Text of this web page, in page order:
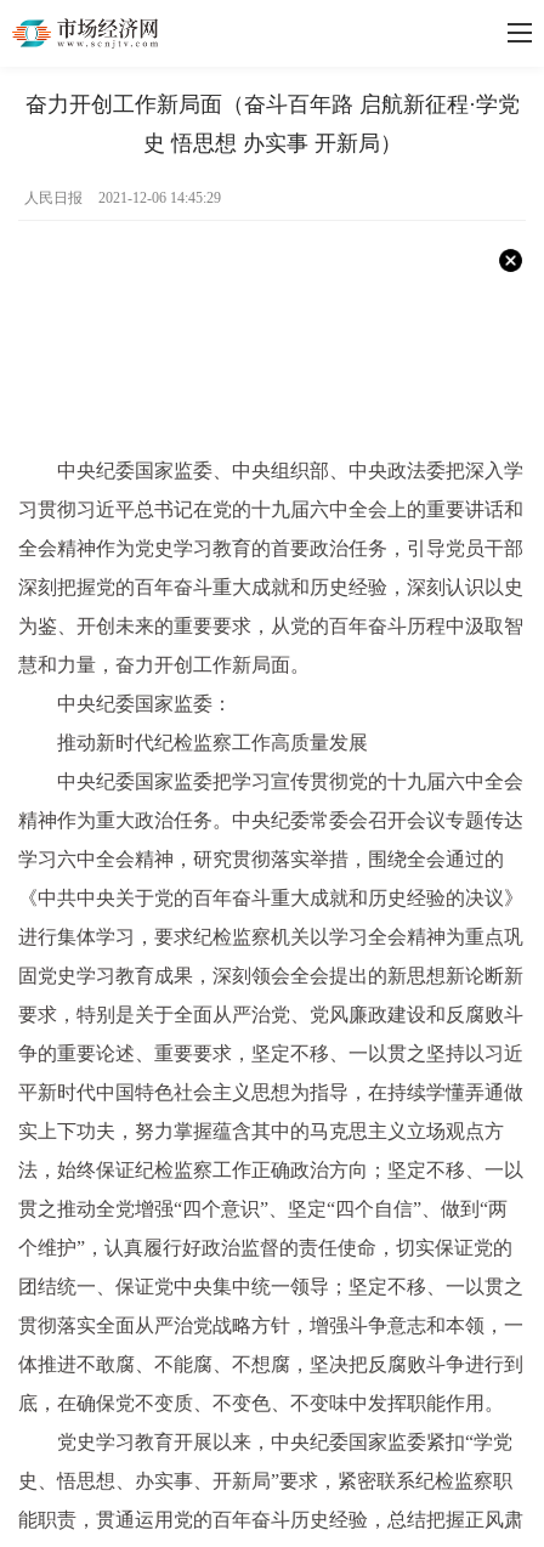
奋力开创工作新局面（奋斗百年路 启航新征程·学党
史 悟思想 办实事 开新局）
人民日报 2021-12-06 14:45:29
中央纪委国家监委、中央组织部、中央政法委把深入学
习贯彻习近平总书记在党的十九届六中全会上的重要讲话和
全会精神作为党史学习教育的首要政治任务，引导党员干部
深刻把握党的百年奋斗重大成就和历史经验，深刻认识以史
为鉴、开创未来的重要要求，从党的百年奋斗历程中汲取智
慧和力量，奋力开创工作新局面。
中央纪委国家监委：
推动新时代纪检监察工作高质量发展
中央纪委国家监委把学习宣传贯彻党的十九届六中全会
精神作为重大政治任务。中央纪委常委会召开会议专题传达
学习六中全会精神，研究贯彻落实举措，围绕全会通过的
《中共中央关于党的百年奋斗重大成就和历史经验的决议》
进行集体学习，要求纪检监察机关以学习全会精神为重点巩
固党史学习教育成果，深刻领会全会提出的新思想新论断新
要求，特别是关于全面从严治党、党风廉政建设和反腐败斗
争的重要论述、重要要求，坚定不移、一以贯之坚持以习近
平新时代中国特色社会主义思想为指导，在持续学懂弄通做
实上下功夫，努力掌握蕴含其中的马克思主义立场观点方
法，始终保证纪检监察工作正确政治方向；坚定不移、一以
贯之推动全党增强“四个意识”、坚定“四个自信”、做到“两
个维护”，认真履行好政治监督的责任使命，切实保证党的
团结统一、保证党中央集中统一领导；坚定不移、一以贯之
贯彻落实全面从严治党战略方针，增强斗争意志和本领，一
体推进不敢腐、不能腐、不想腐，坚决把反腐败斗争进行到
底，在确保党不变质、不变色、不变味中发挥职能作用。
党史学习教育开展以来，中央纪委国家监委紧扣“学党
史、悟思想、办实事、开新局”要求，紧密联系纪检监察职
能职责，贯通运用党的百年奋斗历史经验，总结把握正风肃